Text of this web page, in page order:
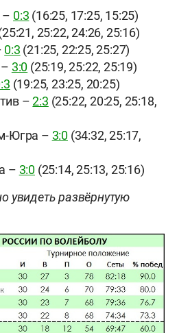
– 0:3 (16:25, 17:25, 15:25)
25:22, 24:26, 25:16)
0:3 (21:25, 22:25, 25:27)
3:0 (25:19, 25:22, 25:19)
(19:25, 23:25, 20:25)
–2:3 (25:22, 20:25, 25:18,
Югра – 3:0 (34:32, 25:17,
– 3:0 (25:14, 25:13, 25:16)
увидеть развёрнутую